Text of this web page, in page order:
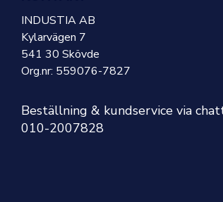
INDUSTIA AB
Kylarvägen 7
541 30 Skövde
Org.nr: 559076-7827
Beställning & kundservice via
010-2007828